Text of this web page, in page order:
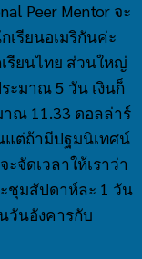
Peer Mentor จะ
รียนอเมริกันค่ะ
รียนไทย ส่วนใหญ่
ะมาณ 5 วัน เงินก็
ณ 11.33 ดอลล่าร์
แต่ถ้ามีปฐมนิเทศน์
จัดเวลาให้เราว่า
ชุมสัปดาห์ละ 1 วัน
วันอังคารกับ